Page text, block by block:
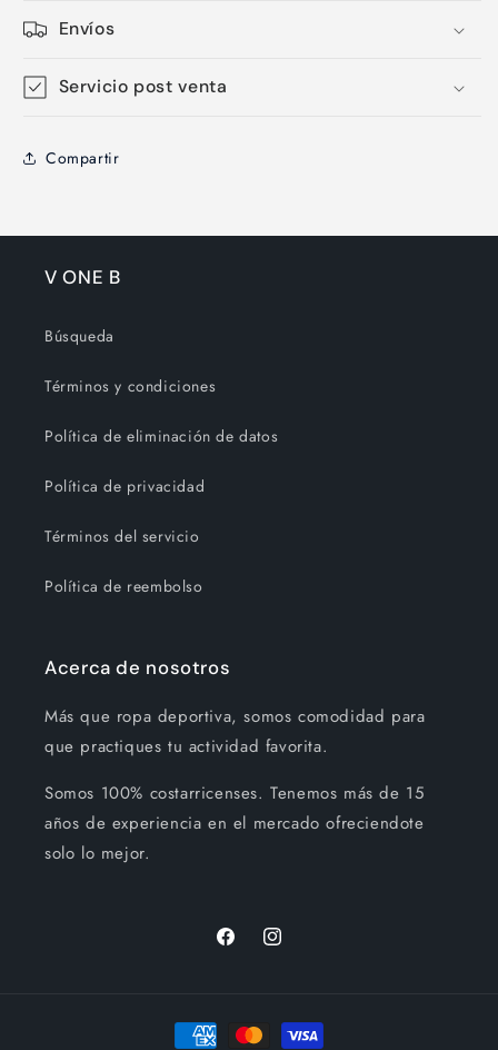
Envíos
Servicio post venta
Compartir
V ONE B
Búsqueda
Términos y condiciones
Política de eliminación de datos
Política de privacidad
Términos del servicio
Política de reembolso
Acerca de nosotros
Más que ropa deportiva, somos comodidad para
que practiques tu actividad favorita.
Somos 100% costarricenses. Tenemos más de 15
años de experiencia en el mercado ofreciendote
solo lo mejor.
FacebookInstagram
Formas